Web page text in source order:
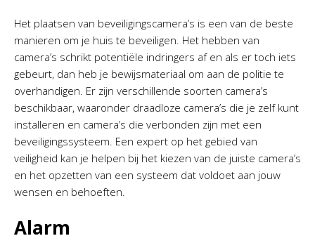
Het plaatsen van beveiligingscamera’s is een van de beste
manieren om je huis te beveiligen. Het hebben van
camera’s schrikt potentiële indringers af en als er toch iets
gebeurt, dan heb je bewijsmateriaal om aan de politie te
overhandigen. Er zijn verschillende soorten camera’s
beschikbaar, waaronder draadloze camera’s die je zelf kunt
installeren en camera’s die verbonden zijn met een
beveiligingssysteem. Een expert op het gebied van
veiligheid kan je helpen bij het kiezen van de juiste camera’s
en het opzetten van een systeem dat voldoet aan jouw
wensen en behoeften.
Alarm